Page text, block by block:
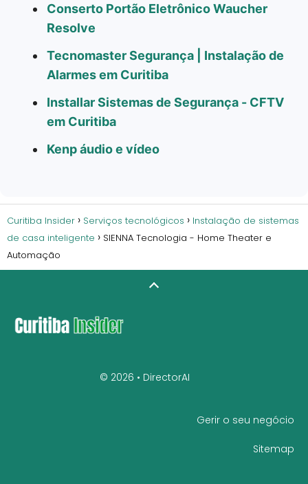
Conserto Portão Eletrônico Waucher
Resolve
Tecnomaster Segurança | Instalação de
Alarmes em Curitiba
Installar Sistemas de Segurança - CFTV
em Curitiba
Kenp áudio e vídeo
Curitiba Insider Serviços tecnológicos
Instalação de sistemas
de casa inteligente
SIENNA Tecnologia - Home Theater e
Automação
© 2026 • DirectorAI
Gerir o seu negócio
Sitemap